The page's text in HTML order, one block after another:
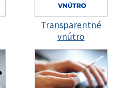
Transparentné
vnútro